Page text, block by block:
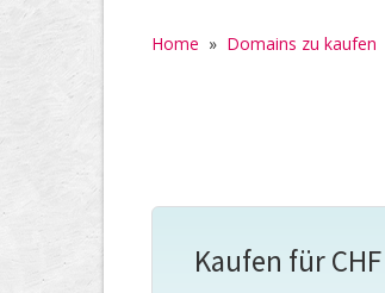
Home » Domains zu kaufen
Kaufen für